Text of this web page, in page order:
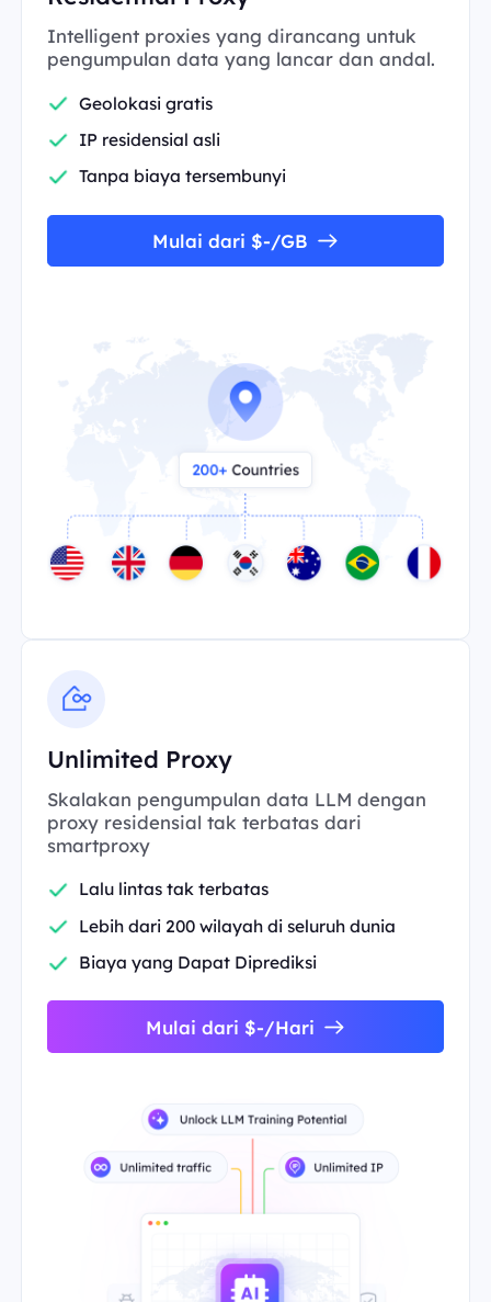
Intelligent proxies yang dirancang untuk
pengumpulan data yang lancar dan andal.
Geolokasi gratis
IP residensial asli
Tanpa biaya tersembunyi
Mulai dari $-/GB
Unlimited Proxy
Skalakan pengumpulan data LLM dengan
proxy residensial tak terbatas dari
smartproxy
Lalu lintas tak terbatas
Lebih dari 200 wilayah di seluruh dunia
Biaya yang Dapat Diprediksi
Mulai dari $-/Hari